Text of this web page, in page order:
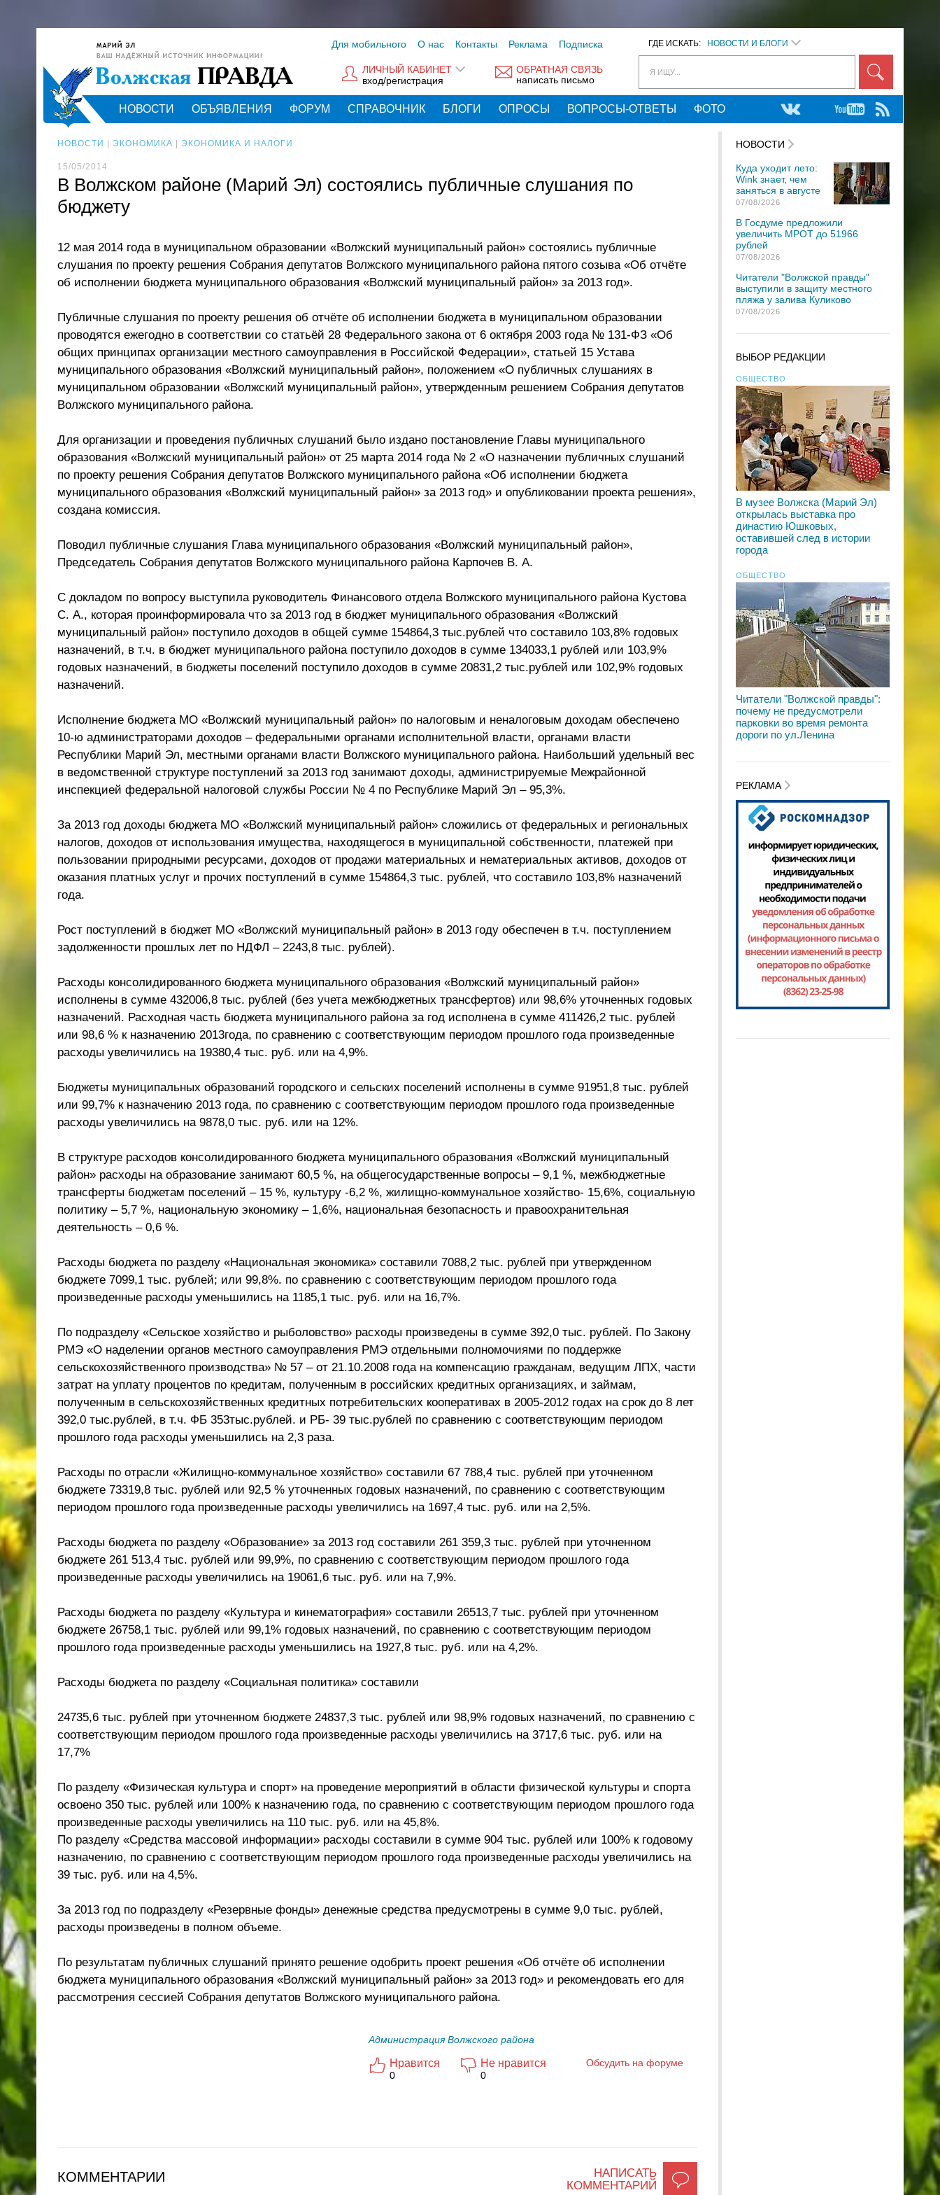
ГДЕ ИСКАТЬ: НОВОСТИ И БЛОГИ
Я ИЩУ...
Для мобильного О нас Контакты Реклама Подписка
ОБРАТНАЯ СВЯЗЬ
написать письмо
ЛИЧНЫЙ КАБИНЕТ
вход/регистрация
НОВОСТИ ОБЪЯВЛЕНИЯ ФОРУМ СПРАВОЧНИК БЛОГИ ОПРОСЫ ВОПРОСЫ-ОТВЕТЫ ФОТО
НОВОСТИ ЭКОНОМИКА ЭКОНОМИКА И НАЛОГИ
15/05/2014
В Волжском районе (Марий Эл) состоялись публичные слушания по
бюджету
12 мая 2014 года в муниципальном образовании «Волжский муниципальный район» состоялись публичные
слушания по проекту решения Собрания депутатов Волжского муниципального района пятого созыва «Об отчёте
об исполнении бюджета муниципального образования «Волжский муниципальный район» за 2013 год».
Публичные слушания по проекту решения об отчёте об исполнении бюджета в муниципальном образовании
проводятся ежегодно в соответствии со статьёй 28 Федерального закона от 6 октября 2003 года № 131-ФЗ «Об
общих принципах организации местного самоуправления в Российской Федерации», статьей 15 Устава
муниципального образования «Волжский муниципальный район», положением «О публичных слушаниях в
муниципальном образовании «Волжский муниципальный район», утвержденным решением Собрания депутатов
Волжского муниципального района.
Для организации и проведения публичных слушаний было издано постановление Главы муниципального
образования «Волжский муниципальный район» от 25 марта 2014 года № 2 «О назначении публичных слушаний
по проекту решения Собрания депутатов Волжского муниципального района «Об исполнении бюджета
муниципального образования «Волжский муниципальный район» за 2013 год» и опубликовании проекта решения»,
создана комиссия.
Поводил публичные слушания Глава муниципального образования «Волжский муниципальный район»,
Председатель Собрания депутатов Волжского муниципального района Карпочев В. А.
С докладом по вопросу выступила руководитель Финансового отдела Волжского муниципального района Кустова
С. А., которая проинформировала что за 2013 год в бюджет муниципального образования «Волжский
муниципальный район» поступило доходов в общей сумме 154864,3 тыс.рублей что составило 103,8% годовых
назначений, в т.ч. в бюджет муниципального района поступило доходов в сумме 134033,1 рублей или 103,9%
годовых назначений, в бюджеты поселений поступило доходов в сумме 20831,2 тыс.рублей или 102,9% годовых
назначений.
Исполнение бюджета МО «Волжский муниципальный район» по налоговым и неналоговым доходам обеспечено
10-ю администраторами доходов – федеральными органами исполнительной власти, органами власти
Республики Марий Эл, местными органами власти Волжского муниципального района. Наибольший удельный вес
в ведомственной структуре поступлений за 2013 год занимают доходы, администрируемые Межрайонной
инспекцией федеральной налоговой службы России № 4 по Республике Марий Эл – 95,3%.
За 2013 год доходы бюджета МО «Волжский муниципальный район» сложились от федеральных и региональных
налогов, доходов от использования имущества, находящегося в муниципальной собственности, платежей при
пользовании природными ресурсами, доходов от продажи материальных и нематериальных активов, доходов от
оказания платных услуг и прочих поступлений в сумме 154864,3 тыс. рублей, что составило 103,8% назначений
года.
Рост поступлений в бюджет МО «Волжский муниципальный район» в 2013 году обеспечен в т.ч. поступлением
задолженности прошлых лет по НДФЛ – 2243,8 тыс. рублей).
Расходы консолидированного бюджета муниципального образования «Волжский муниципальный район»
исполнены в сумме 432006,8 тыс. рублей (без учета межбюджетных трансфертов) или 98,6% уточненных годовых
назначений. Расходная часть бюджета муниципального района за год исполнена в сумме 411426,2 тыс. рублей
или 98,6 % к назначению 2013года, по сравнению с соответствующим периодом прошлого года произведенные
расходы увеличились на 19380,4 тыс. руб. или на 4,9%.
Бюджеты муниципальных образований городского и сельских поселений исполнены в сумме 91951,8 тыс. рублей
или 99,7% к назначению 2013 года, по сравнению с соответствующим периодом прошлого года произведенные
расходы увеличились на 9878,0 тыс. руб. или на 12%.
В структуре расходов консолидированного бюджета муниципального образования «Волжский муниципальный
район» расходы на образование занимают 60,5 %, на общегосударственные вопросы – 9,1 %, межбюджетные
трансферты бюджетам поселений – 15 %, культуру -6,2 %, жилищно-коммунальное хозяйство- 15,6%, социальную
политику – 5,7 %, национальную экономику – 1,6%, национальная безопасность и правоохранительная
деятельность – 0,6 %.
Расходы бюджета по разделу «Национальная экономика» составили 7088,2 тыс. рублей при утвержденном
бюджете 7099,1 тыс. рублей; или 99,8%. по сравнению с соответствующим периодом прошлого года
произведенные расходы уменьшились на 1185,1 тыс. руб. или на 16,7%.
По подразделу «Сельское хозяйство и рыболовство» расходы произведены в сумме 392,0 тыс. рублей. По Закону
РМЭ «О наделении органов местного самоуправления РМЭ отдельными полномочиями по поддержке
сельскохозяйственного производства» № 57 – от 21.10.2008 года на компенсацию гражданам, ведущим ЛПХ, части
затрат на уплату процентов по кредитам, полученным в российских кредитных организациях, и займам,
полученным в сельскохозяйственных кредитных потребительских кооперативах в 2005-2012 годах на срок до 8 лет
392,0 тыс.рублей, в т.ч. ФБ 353тыс.рублей. и РБ- 39 тыс.рублей по сравнению с соответствующим периодом
прошлого года расходы уменьшились на 2,3 раза.
Расходы по отрасли «Жилищно-коммунальное хозяйство» составили 67 788,4 тыс. рублей при уточненном
бюджете 73319,8 тыс. рублей или 92,5 % уточненных годовых назначений, по сравнению с соответствующим
периодом прошлого года произведенные расходы увеличились на 1697,4 тыс. руб. или на 2,5%.
Расходы бюджета по разделу «Образование» за 2013 год составили 261 359,3 тыс. рублей при уточненном
бюджете 261 513,4 тыс. рублей или 99,9%, по сравнению с соответствующим периодом прошлого года
произведенные расходы увеличились на 19061,6 тыс. руб. или на 7,9%.
Расходы бюджета по разделу «Культура и кинематография» составили 26513,7 тыс. рублей при уточненном
бюджете 26758,1 тыс. рублей или 99,1% годовых назначений, по сравнению с соответствующим периодом
прошлого года произведенные расходы уменьшились на 1927,8 тыс. руб. или на 4,2%.
Расходы бюджета по разделу «Социальная политика» составили
24735,6 тыс. рублей при уточненном бюджете 24837,3 тыс. рублей или 98,9% годовых назначений, по сравнению с
соответствующим периодом прошлого года произведенные расходы увеличились на 3717,6 тыс. руб. или на
17,7%
По разделу «Физическая культура и спорт» на проведение мероприятий в области физической культуры и спорта
освоено 350 тыс. рублей или 100% к назначению года, по сравнению с соответствующим периодом прошлого года
произведенные расходы увеличились на 110 тыс. руб. или на 45,8%.
По разделу «Средства массовой информации» расходы составили в сумме 904 тыс. рублей или 100% к годовому
назначению, по сравнению с соответствующим периодом прошлого года произведенные расходы увеличились на
39 тыс. руб. или на 4,5%.
За 2013 год по подразделу «Резервные фонды» денежные средства предусмотрены в сумме 9,0 тыс. рублей,
расходы произведены в полном объеме.
По результатам публичных слушаний принято решение одобрить проект решения «Об отчёте об исполнении
бюджета муниципального образования «Волжский муниципальный район» за 2013 год» и рекомендовать его для
рассмотрения сессией Собрания депутатов Волжского муниципального района.
Администрация Волжского района
Нравится
0
Не нравится
0
Обсудить на форуме
НАПИСАТЬ
КОММЕНТАРИЙ
КОММЕНТАРИИ
НОВОСТИ
Куда уходит лето:
Wink знает, чем
заняться в августе
07/08/2026
В Госдуме предложили
увеличить МРОТ до 51966
рублей
07/08/2026
Читатели "Волжской правды"
выступили в защиту местного
пляжа у залива Куликово
07/08/2026
ВЫБОР РЕДАКЦИИ
ОБЩЕСТВО
В музее Волжска (Марий Эл)
открылась выставка про
династию Юшковых,
оставившей след в истории
города
ОБЩЕСТВО
Читатели "Волжской правды":
почему не предусмотрели
парковки во время ремонта
дороги по ул.Ленина
РЕКЛАМА